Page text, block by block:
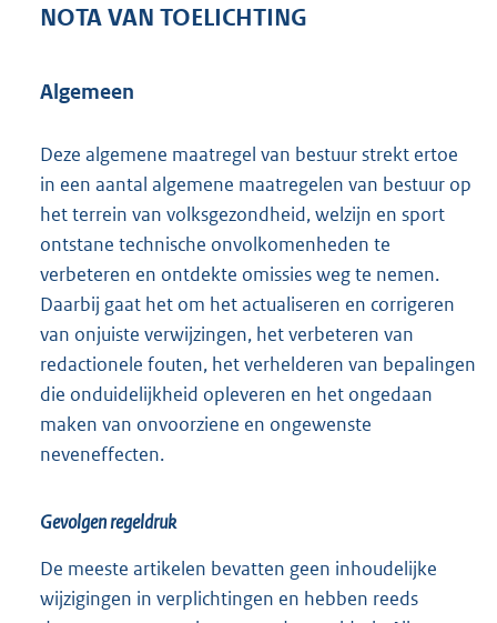
NOTA VAN TOELICHTING
Algemeen
Deze algemene maatregel van bestuur strekt ertoe
in een aantal algemene maatregelen van bestuur op
het terrein van volksgezondheid, welzijn en sport
ontstane technische onvolkomenheden te
verbeteren en ontdekte omissies weg te nemen.
Daarbij gaat het om het actualiseren en corrigeren
van onjuiste verwijzingen, het verbeteren van
redactionele fouten, het verhelderen van bepalingen
die onduidelijkheid opleveren en het ongedaan
maken van onvoorziene en ongewenste
neveneffecten.
Gevolgen regeldruk
De meeste artikelen bevatten geen inhoudelijke
wijzigingen in verplichtingen en hebben reeds